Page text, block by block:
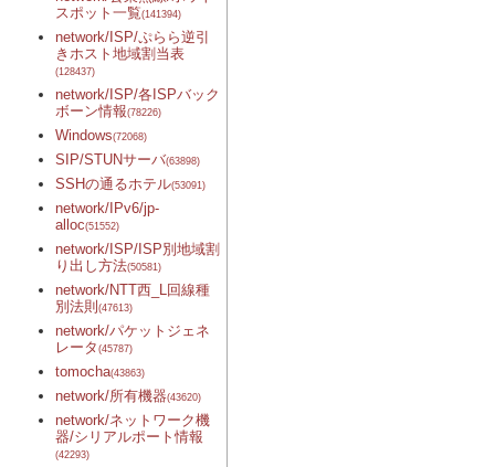
スポット一覧(141394)
network/ISP/ぷらら逆引
きホスト地域割当表
(128437)
network/ISP/各ISPバック
ボーン情報(78226)
Windows(72068)
SIP/STUNサーバ(63898)
SSHの通るホテル(53091)
network/IPv6/jp-
alloc(51552)
network/ISP/ISP別地域割
り出し方法(50581)
network/NTT西_L回線種
別法則(47613)
network/パケットジェネ
レータ (45787)
tomocha(43863)
network/所有機器(43620)
network/ネットワーク機
器/シリアルポート情報
(42293)